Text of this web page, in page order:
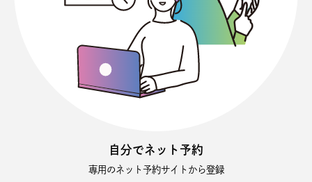
自分でネット予約
専用のネット予約サイトから登録